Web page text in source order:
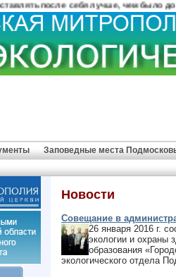
после себя лучше, чем было до него.
Заповедные места
Новости
Совещание в
26 января 2016 г.
экологии и охраны
образования
экологического отдела